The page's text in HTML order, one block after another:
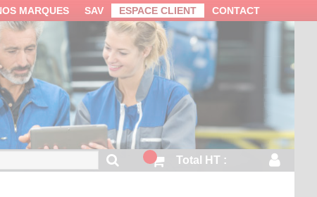
MARQUES SAV ESPACE CLIENT CONTACT
Total HT :